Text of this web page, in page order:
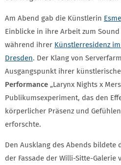
Am Abend gab die Künstlerin
Einblicke in ihre Arbeit zum
während ihrer Künstlerresidenz
Dresden. Der Klang von
Ausgangspunkt ihrer
Performance „Larynx Nights x
Publikumsexperiment, das den
körperlicher Präsenz und
erforschte.
Den Ausklang des Abends bildete
der Fassade der Willi-Sitte-Galerie